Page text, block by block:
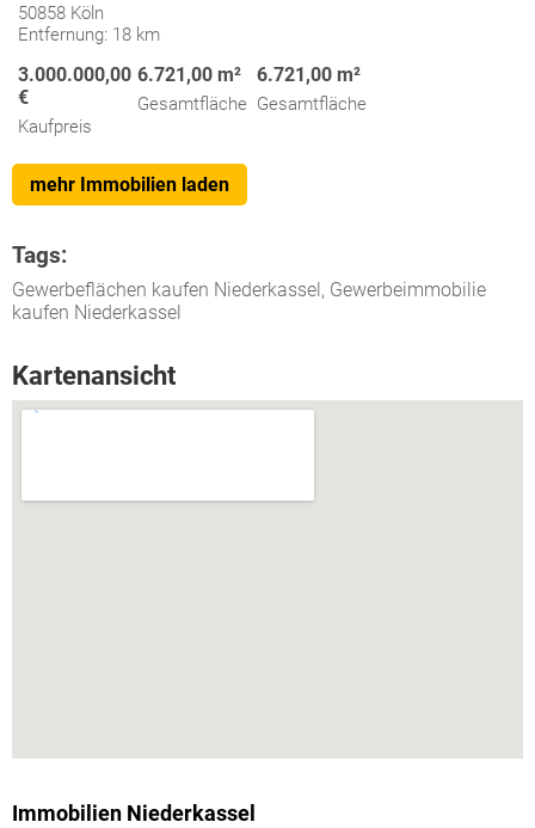
50858 Köln
Entfernung: 18 km
3.000.000,00
€
Kaufpreis
6.721,00 m²
Gesamtfläche
6.721,00 m²
Gesamtfläche
mehr Immobilien laden
Tags:
Gewerbeflächen kaufen Niederkassel, Gewerbeimmobilie
kaufen Niederkassel
Kartenansicht
Immobilien Niederkassel